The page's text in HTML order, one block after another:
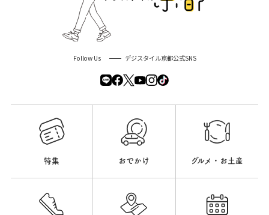
Follow Us デジスタイル京都公式SNS
特集 おでかけ グルメ・お土産